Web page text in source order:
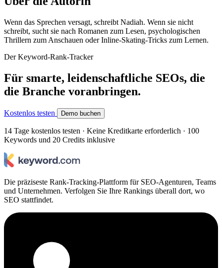
Wenn das Sprechen versagt, schreibt Nadiah. Wenn sie nicht
schreibt, sucht sie nach Romanen zum Lesen, psychologischen
Thrillern zum Anschauen oder Inline-Skating-Tricks zum Lernen.
Der Keyword-Rank-Tracker
Für smarte, leidenschaftliche SEOs, die
die Branche voranbringen.
Kostenlos testen Demo buchen
14 Tage kostenlos testen · Keine Kreditkarte erforderlich · 100
Keywords und 20 Credits inklusive
Die präziseste Rank-Tracking-Plattform für SEO-Agenturen, Teams
und Unternehmen. Verfolgen Sie Ihre Rankings überall dort, wo
SEO stattfindet.